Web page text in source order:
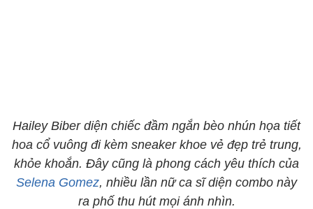
Hailey Biber diện chiếc đầm ngắn bèo nhún họa tiết
hoa cổ vuông đi kèm sneaker khoe vẻ đẹp trẻ trung,
khỏe khoắn. Đây cũng là phong cách yêu thích của
Selena Gomez, nhiều lần nữ ca sĩ diện combo này
ra phố thu hút mọi ánh nhìn.